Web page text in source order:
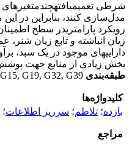
شرطی تعمیم­یافتهچندمتغیره­ای
مدل‌سازی کنند، بنابراین در
زیان انباشته و تابع زیان
دارایی­های موجود در یک سبد،
بخش زیادی از منابع جهت
طبقه‌بندی G19, G32, G39
کلیدواژه‌ها
بازده؛ تلاطم؛ سرریز اطلاعات؛
مراجع